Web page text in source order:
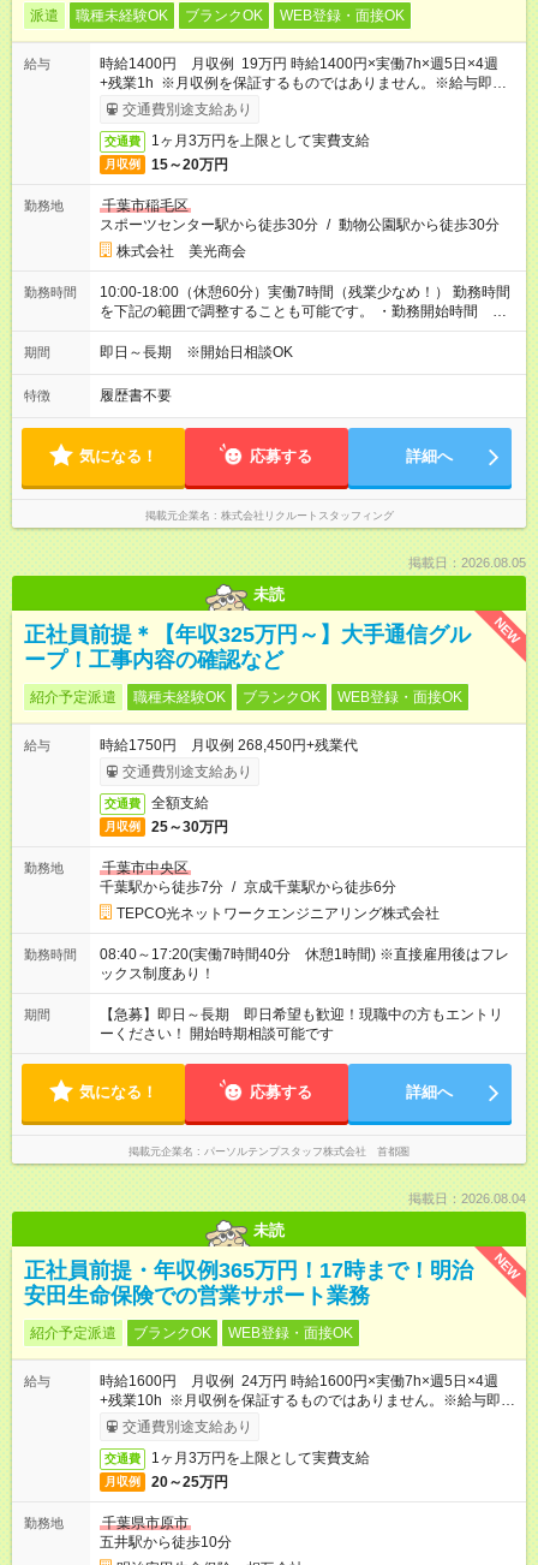
派遣 職種未経験OK ブランクOK WEB登録・面接OK
給与
時給1400円 月収例 19万円 時給1400円×実働7h×週5日×4週
+残業1h ※月収例を保証するものではありません。※給与即受取
りサービス利用可（利用条件有）
交通費別途支給あり
交通費 1ヶ月3万円を上限として実費支給
月収例 15～20万円
勤務地
千葉市稲毛区
スポーツセンター駅から徒歩30分 / 動物公園駅から徒歩30分
株式会社 美光商会
勤務時間
10:00-18:00（休憩60分）実働7時間（残業少なめ！） 勤務時間
を下記の範囲で調整することも可能です。 ・勤務開始時間
10:00～11:00 ・勤務終了時間 16:00～19:00 ・実働 04:00～
08:00
期間 即日～長期 ※開始日相談OK
特徴 履歴書不要
気になる！ 応募する 詳細へ
掲載元企業名 株式会社リクルートスタッフィング
掲載日：2026.08.05
未読
NEW
正社員前提＊【年収325万円～】大手通信グル
ープ！工事内容の確認など
紹介予定派遣 職種未経験OK ブランクOK WEB登録・面接OK
給与
時給1750円 月収例 268,450円+残業代
交通費別途支給あり
交通費 全額支給
月収例 25～30万円
勤務地
千葉市中央区
千葉駅から徒歩7分 / 京成千葉駅から徒歩6分
TEPCO光ネットワークエンジニアリング株式会社
勤務時間
08:40～17:20(実働7時間40分 休憩1時間) ※直接雇用後はフレ
ックス制度あり！
期間
【急募】即日～長期 即日希望も歓迎！現職中の方もエントリ
ーください！ 開始時期相談可能です
気になる！ 応募する 詳細へ
掲載元企業名 パーソルテンプスタッフ株式会社 首都圏
掲載日：2026.08.04
未読
NEW
正社員前提・年収例365万円！17時まで！明治
安田生命保険での営業サポート業務
紹介予定派遣 ブランクOK WEB登録・面接OK
給与
時給1600円 月収例 24万円 時給1600円×実働7h×週5日×4週
+残業10h ※月収例を保証するものではありません。※給与即受
取りサービス利用可（利用条件有）
交通費別途支給あり
交通費 1ヶ月3万円を上限として実費支給
月収例 20～25万円
勤務地
千葉県市原市
五井駅から徒歩10分